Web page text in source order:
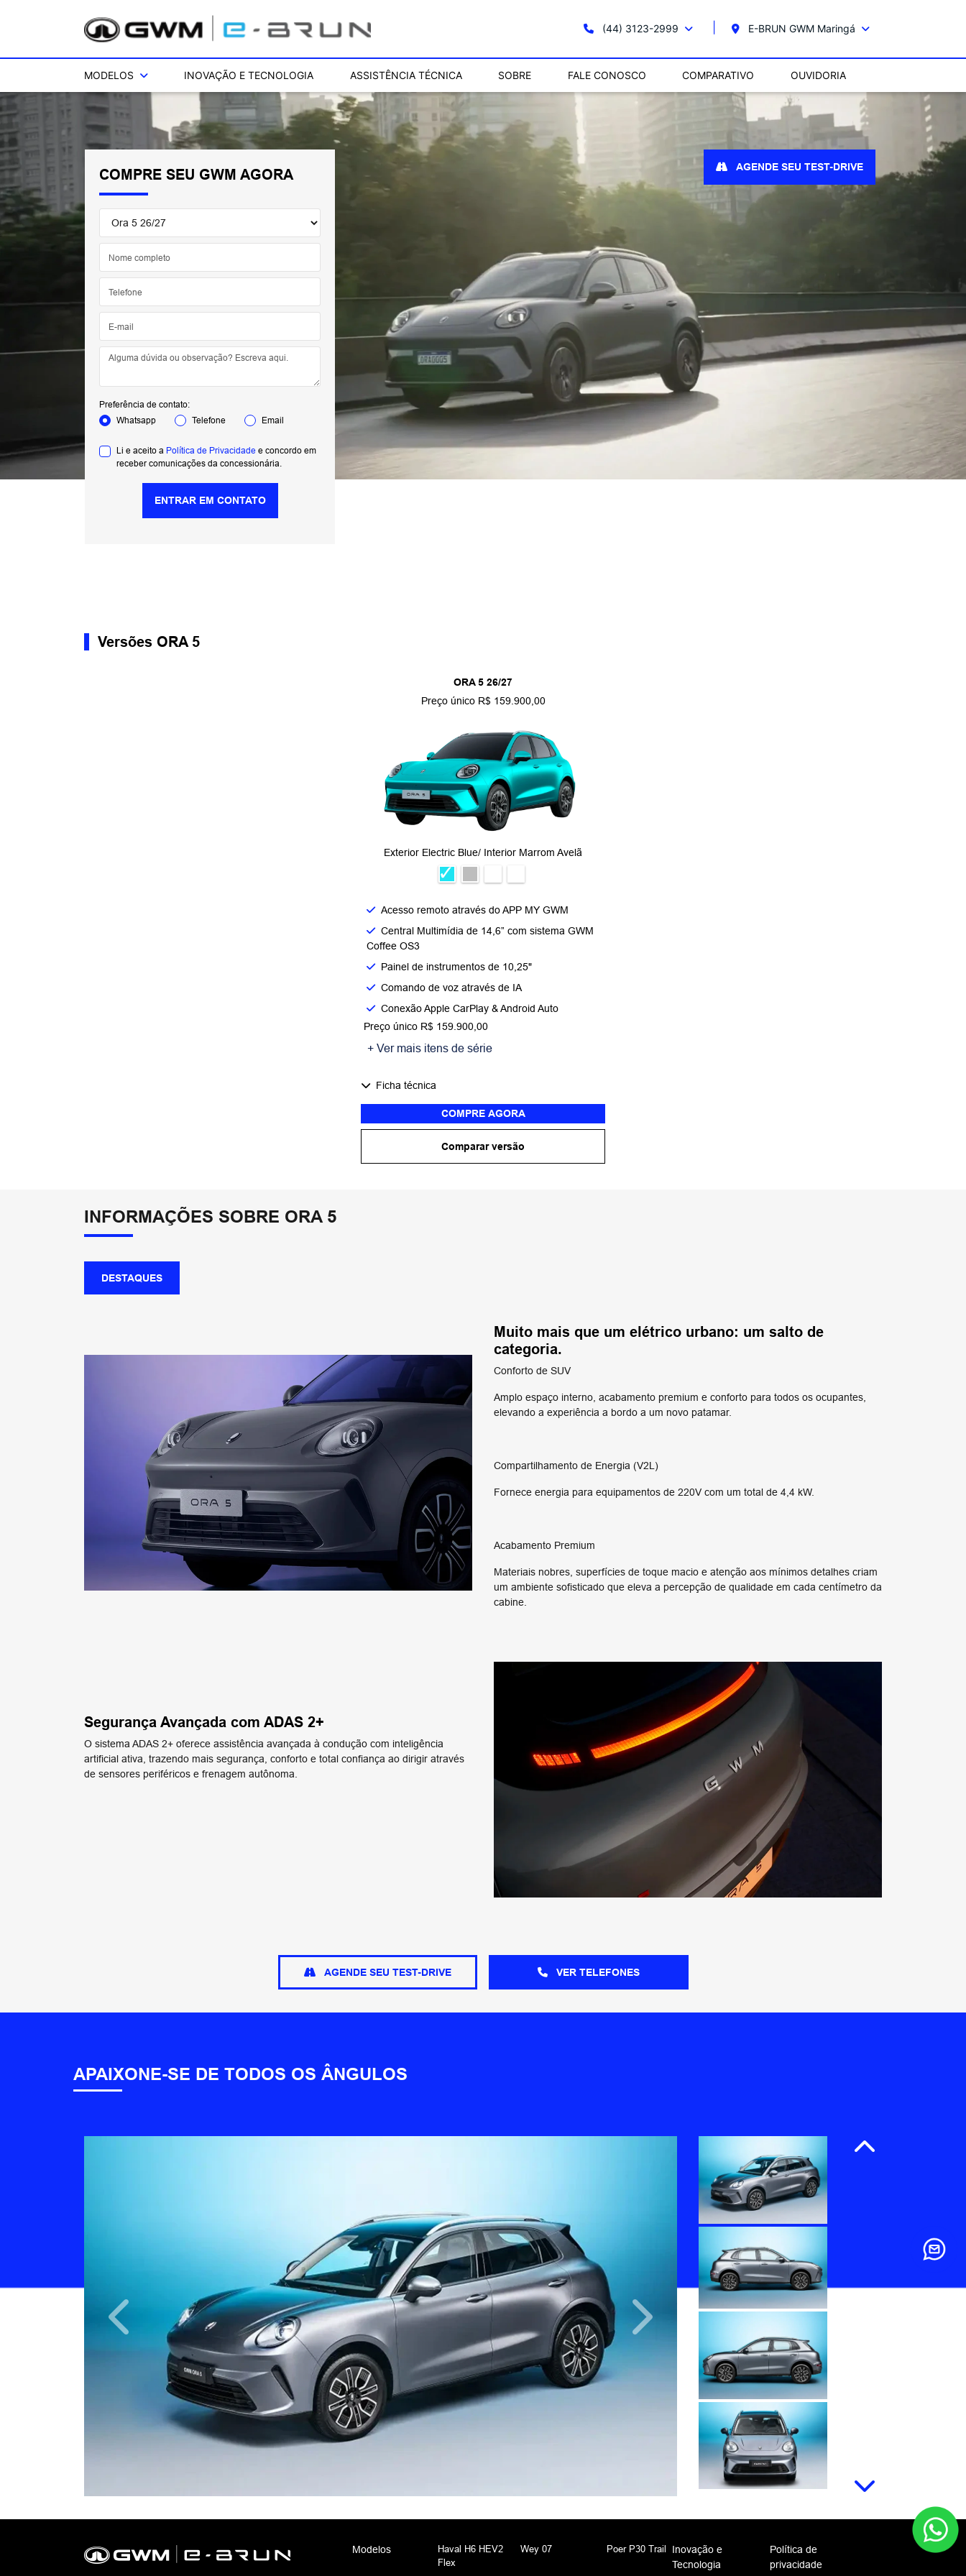
(44) 3123-2999 E-BRUN GWM Maringá
MODELOS INOVAÇÃO E TECNOLOGIA ASSISTÊNCIA TÉCNICA SOBRE FALE CONOSCO COMPARATIVO OUVIDORIA
COMPRE SEU GWM AGORA
Preferência de contato:
Whatsapp
Telefone Email
Li e aceito a Política de Privacidade e concordo em
receber comunicações da concessionária.
ENTRAR EM CONTATO
AGENDE SEU TEST-DRIVE
Versões ORA 5
ORA 5 26/27
Preço único R$ 159.900,00
Exterior Electric Blue/ Interior Marrom Avelã
Acesso remoto através do APP MY GWM
Central Multimídia de 14,6” com sistema GWM
Coffee OS3
Painel de instrumentos de 10,25"
Comando de voz através de IA
Conexão Apple CarPlay & Android Auto
Preço único R$ 159.900,00
+ Ver mais itens de série
Ficha técnica
COMPRE AGORA
Comparar versão
INFORMAÇÕES SOBRE ORA 5
DESTAQUES
Muito mais que um elétrico urbano: um salto de
categoria.
Conforto de SUV
Amplo espaço interno, acabamento premium e conforto para todos os ocupantes,
elevando a experiência a bordo a um novo patamar.
Compartilhamento de Energia (V2L)
Fornece energia para equipamentos de 220V com um total de 4,4 kW.
Acabamento Premium
Materiais nobres, superfícies de toque macio e atenção aos mínimos detalhes criam
um ambiente sofisticado que eleva a percepção de qualidade em cada centímetro da
cabine.
Segurança Avançada com ADAS 2+
O sistema ADAS 2+ oferece assistência avançada à condução com inteligência
artificial ativa, trazendo mais segurança, conforto e total confiança ao dirigir através
de sensores periféricos e frenagem autônoma.
VER TELEFONES
AGENDE SEU TEST-DRIVE
APAIXONE-SE DE TODOS OS ÂNGULOS
Anterior Próximo
Anterior
Modelos
Haval H6 HEV2
Flex
Wey 07 Poer P30 Trail
Inovação e
Tecnologia
Política de
privacidade